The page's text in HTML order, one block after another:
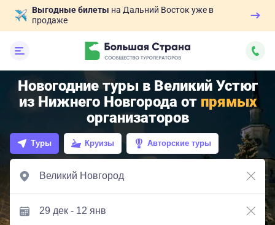
Выгодные билеты на Дальний Восток уже в
продаже
Новогодние туры в Великий Устюг
из Нижнего Новгорода от прямых
организаторов
Туры Круизы Авторские туры